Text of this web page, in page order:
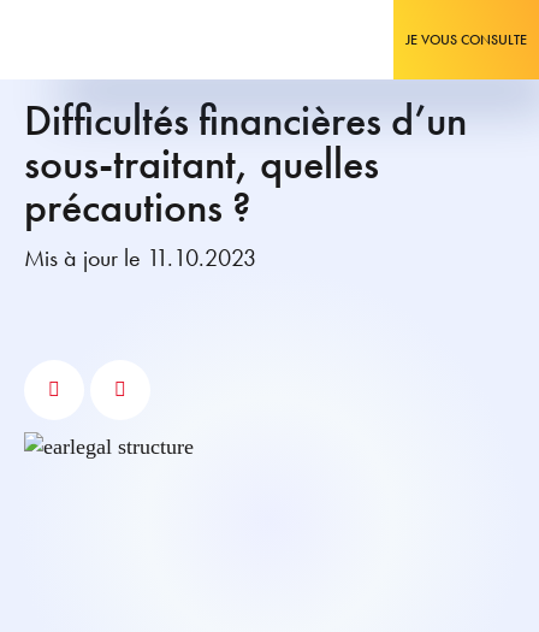
JE VOUS CONSULTE
Difficultés financières d’un
sous-traitant, quelles
précautions ?
Mis à jour le 11.10.2023